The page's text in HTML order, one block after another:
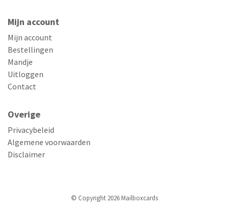
Mijn account
Mijn account
Bestellingen
Mandje
Uitloggen
Contact
Overige
Privacybeleid
Algemene voorwaarden
Disclaimer
© Copyright 2026 Mailboxcards